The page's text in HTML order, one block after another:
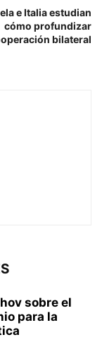
e Italia estudian
cómo profundizar
bilateral
sobre el
para la